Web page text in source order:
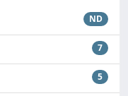
ND
7
5